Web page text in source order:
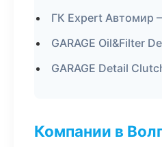
ГК Expert Автомир
GARAGE Oil&Filter
GARAGE Detail
Компании в